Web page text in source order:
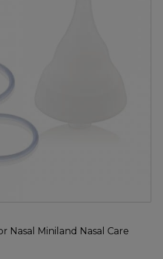
Nasal Miniland Nasal Care